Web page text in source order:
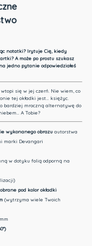
notatki? Irytuje Cię, kiedy
A może po prostu szukasz
jedno pytanie odpowiedziałeś
się w jej czerń. Nie wiem, co
tej okładki jest… księżyc.
bardziej mroczną alternatywę do
A Tobie?
wykonanego obrazu autorstwa
marki Devangari
w dotyku folią odporną na
pod kolor okładki
(wytrzyma wiele Twoich